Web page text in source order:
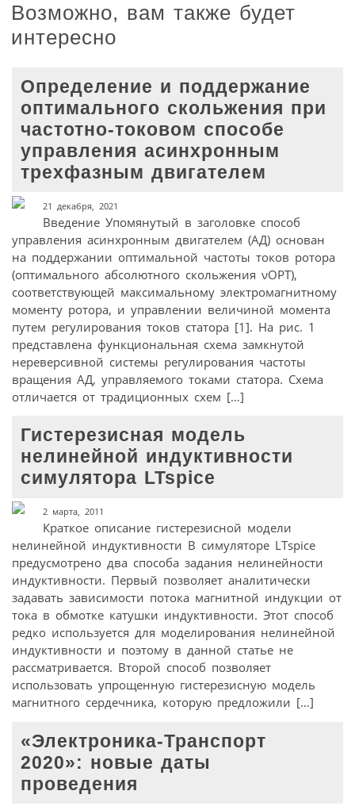
Возможно, вам также будет
интересно
Определение и поддержание
оптимального скольжения при
частотно-токовом способе
управления асинхронным
трехфазным двигателем
21 декабря, 2021
Введение Упомянутый в заголовке способ
управления асинхронным двигателем (АД) основан
на поддержании оптимальной частоты токов ротора
(оптимального абсолютного скольжения νОРТ),
соответствующей максимальному электромагнитному
моменту ротора, и управлении величиной момента
путем регулирования токов статора [1]. На рис. 1
представлена функциональная схема замкнутой
нереверсивной системы регулирования частоты
вращения АД, управляемого токами статора. Схема
отличается от традиционных схем […]
Гистерезисная модель
нелинейной индуктивности
симулятора LTspice
2 марта, 2011
Краткое описание гистерезисной модели
нелинейной индуктивности В симуляторе LTspice
предусмотрено два способа задания нелинейности
индуктивности. Первый позволяет аналитически
задавать зависимости потока магнитной индукции от
тока в обмотке катушки индуктивности. Этот способ
редко используется для моделирования нелинейной
индуктивности и поэтому в данной статье не
рассматривается. Второй способ позволяет
использовать упрощенную гистерезисную модель
магнитного сердечника, которую предложили […]
«Электроника-Транспорт
2020»: новые даты
проведения